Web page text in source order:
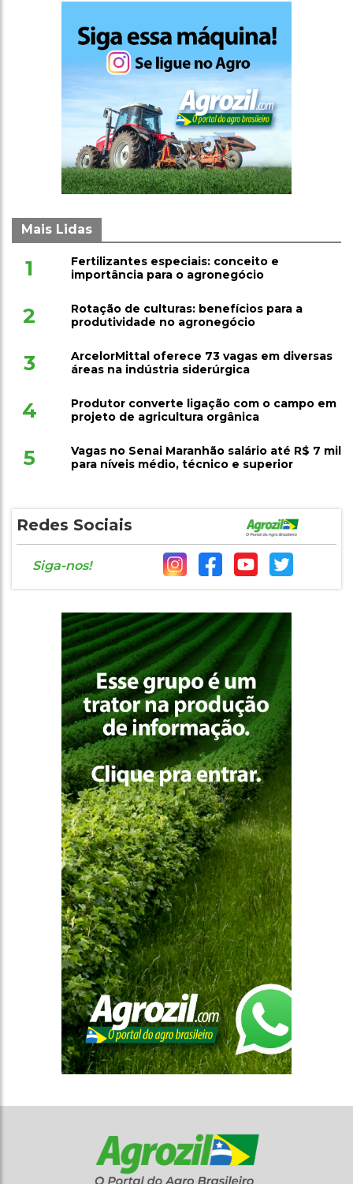
Mais Lidas
1
Fertilizantes especiais: conceito e
importância para o agronegócio
2
Rotação de culturas: benefícios para a
produtividade no agronegócio
3
ArcelorMittal oferece 73 vagas em diversas
áreas na indústria siderúrgica
4
Produtor converte ligação com o campo em
projeto de agricultura orgânica
5
Vagas no Senai Maranhão salário até R$ 7 mil
para níveis médio, técnico e superior
Redes Sociais
Siga-nos!